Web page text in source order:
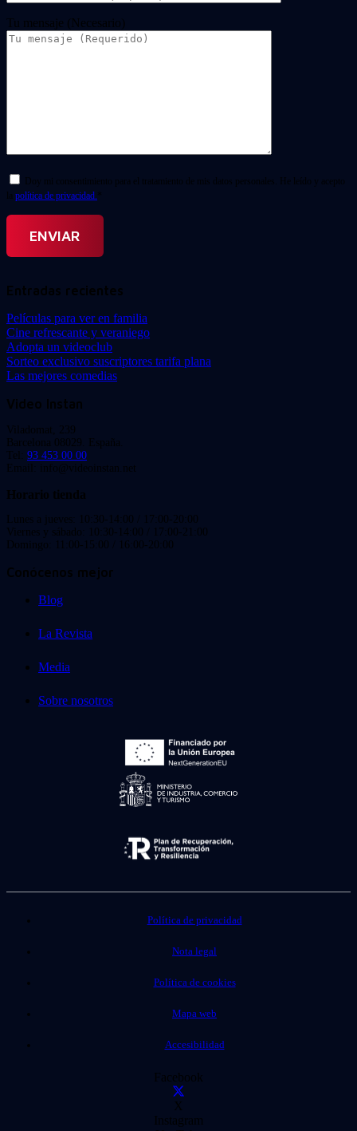
Tu mensaje (Necesario)
Doy mi consentimiento para el tratamiento de mis datos personales. He leído y acepto
la política de privacidad. *
Entradas recientes
Películas para ver en familia
Cine refrescante y veraniego
Adopta un videoclub
Sorteo exclusivo suscriptores tarifa plana
Las mejores comedias
Video Instan
Viladomat, 239
Barcelona 08029. España.
Tel: 93 453 00 00
Email: info@videoinstan.net
Horario tienda
Lunes a jueves: 10:30-14:00 / 17:00-20:00
Viernes y sábado: 10:30-14:00 / 17:00-21:00
Domingo: 11:00-15:00 / 16:00-20:00
Conócenos mejor
Blog
La Revista
Media
Sobre nosotros
Política de privacidad
Nota legal
Política de cookies
Mapa web
Accesibilidad
Facebook
X
Instagram